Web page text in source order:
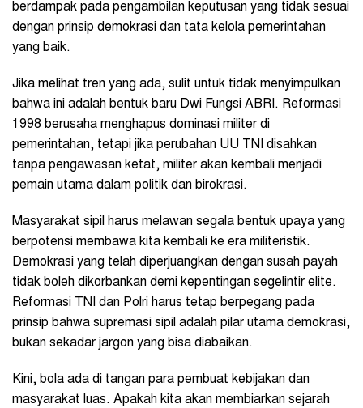
berdampak pada pengambilan keputusan yang tidak sesuai
dengan prinsip demokrasi dan tata kelola pemerintahan
yang baik.
Jika melihat tren yang ada, sulit untuk tidak menyimpulkan
bahwa ini adalah bentuk baru Dwi Fungsi ABRI. Reformasi
1998 berusaha menghapus dominasi militer di
pemerintahan, tetapi jika perubahan UU TNI disahkan
tanpa pengawasan ketat, militer akan kembali menjadi
pemain utama dalam politik dan birokrasi.
Masyarakat sipil harus melawan segala bentuk upaya yang
berpotensi membawa kita kembali ke era militeristik.
Demokrasi yang telah diperjuangkan dengan susah payah
tidak boleh dikorbankan demi kepentingan segelintir elite.
Reformasi TNI dan Polri harus tetap berpegang pada
prinsip bahwa supremasi sipil adalah pilar utama demokrasi,
bukan sekadar jargon yang bisa diabaikan.
Kini, bola ada di tangan para pembuat kebijakan dan
masyarakat luas. Apakah kita akan membiarkan sejarah